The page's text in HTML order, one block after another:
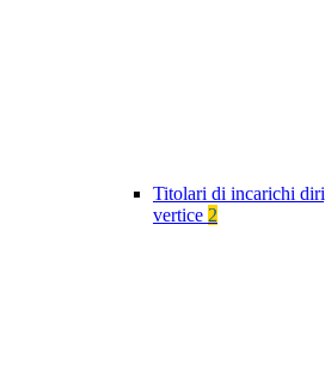
Titolari di incarichi
vertice 2